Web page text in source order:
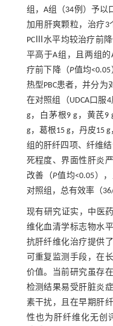
组，A组（34例）予以
加用肝爽颗粒，治疗3
PCⅢ水平均较治疗前
平高于A组，且两组的
疗前下降（P值均
热型PBC患者，并分
在对照组（UDCA口服
g，白茅根9 g，黄芪9
g，葛根15 g，丹皮15
组的肝纤四项、纤维结
死程度、界面性肝炎
改善（P值均<0.05）
对照组，总有效率（
现有研究证实，中医
维化血清学标志物水
抗肝纤维化治疗提供
可重复监测手段，在
价值。当前研究虽存
检测结果易受肝脏炎
素干扰，且在早期肝
性也为肝纤维化无创